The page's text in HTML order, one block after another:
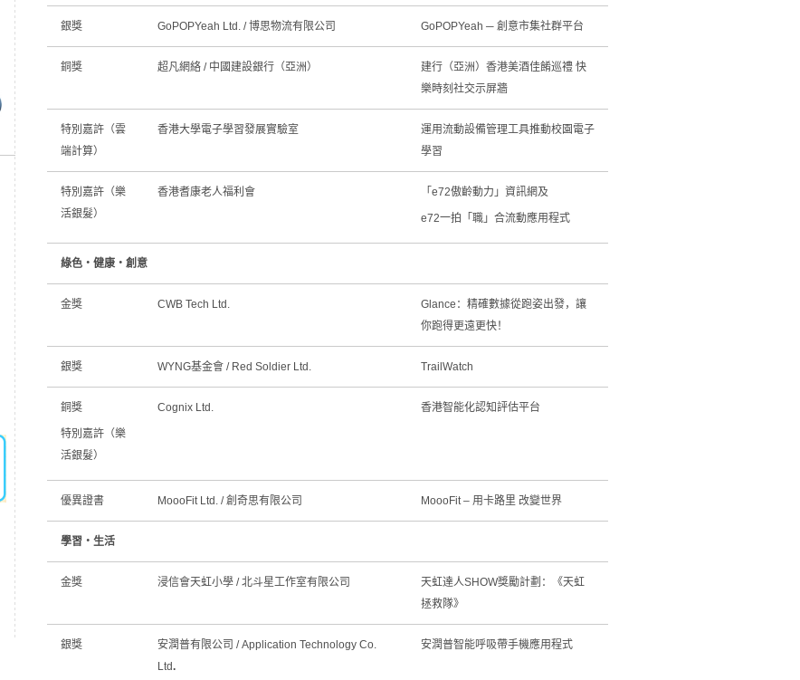
銀獎 GoPOPYeah Ltd. / 博思物流有限公司 GoPOPYeah ─ 創意市集社群平台
銅獎 超凡網絡 / 中國建設銀行（亞洲）
建行（亞洲）香港美酒佳餚巡禮 快
樂時刻社交示屏牆
特別嘉許（雲
端計算）
香港大學電子學習發展實驗室
運用流動設備管理工具推動校園電子
學習
特別嘉許（樂
活銀髮）
香港耆康老人福利會 「e72傲齡動力」資訊網及
e72一拍「職」合流動應用程式
綠色‧健康‧創意
金獎 CWB Tech Ltd.
Glance：精確數據從跑姿出發，讓
你跑得更遠更快！
銀獎 WYNG基金會 / Red Soldier Ltd. TrailWatch
銅獎
特別嘉許（樂
活銀髮）
Cognix Ltd. 香港智能化認知評估平台
優異證書 MoooFit Ltd. / 創奇思有限公司 MoooFit – 用卡路里 改變世界
學習‧生活
金獎 浸信會天虹小學 / 北斗星工作室有限公司
天虹達人SHOW獎勵計劃：《天虹
拯救隊》
銀獎
安潤普有限公司 / Application Technology Co.
Ltd.
安潤普智能呼吸帶手機應用程式